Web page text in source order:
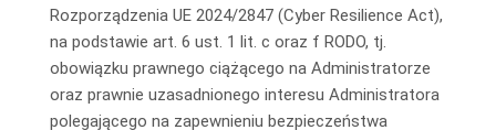
Rozporządzenia UE 2024/2847 (Cyber Resilience Act),
na podstawie art. 6 ust. 1 lit. c oraz f RODO, tj.
obowiązku prawnego ciążącego na Administratorze
oraz prawnie uzasadnionego interesu Administratora
polegającego na zapewnieniu bezpieczeństwa